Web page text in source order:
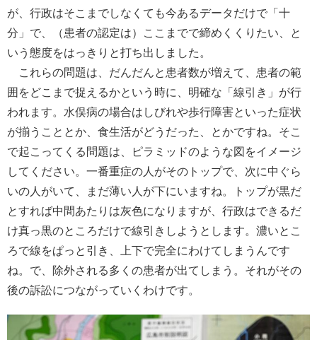
が、行政はそこまでしなくても今あるデータだけで「十
分」で、（患者の認定は）ここまでで締めくくりたい、と
いう態度をはっきりと打ち出しました。
これらの問題は、だんだんと患者数が増えて、患者の範
囲をどこまで捉えるかという時に、明確な「線引き」が行
われます。水俣病の場合はしびれや歩行障害といった症状
が揃うこととか、食生活がどうだった、とかですね。そこ
で起こってくる問題は、ピラミッドのような図をイメージ
してください。一番重症の人がそのトップで、次に中ぐら
いの人がいて、まだ薄い人が下にいますね。トップが黒だ
とすれば中間あたりは灰色になりますが、行政はできるだ
け真っ黒のところだけで線引きしようとします。濃いとこ
ろで線をぱっと引き、上下で完全にわけてしまうんです
ね。で、除外される多くの患者が出てしまう。それがその
後の訴訟につながっていくわけです。